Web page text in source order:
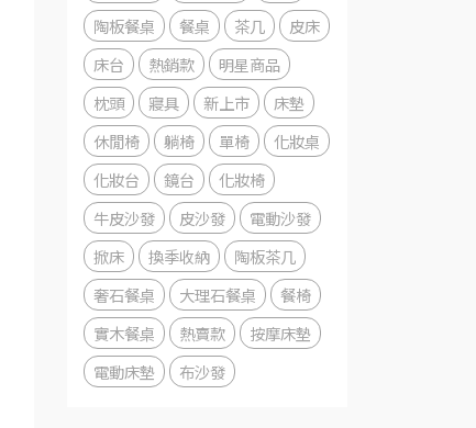
陶板餐桌
餐桌 茶几
皮床
床台
熱銷款
明星商品
枕頭
寢具 新上市
床墊
休閒椅
躺椅 單椅
化妝桌
化妝台
鏡台
化妝椅
牛皮沙發
皮沙發
電動沙發
掀床
換季收納
陶板茶几
奢石餐桌
大理石餐桌
餐椅
實木餐桌
熱賣款
按摩床墊
電動床墊
布沙發